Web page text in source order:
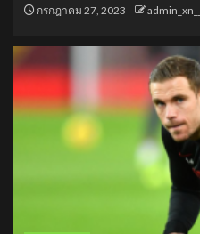
กรกฎาคม 27, 2023